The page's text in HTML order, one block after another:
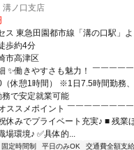
ノ口支店
ス 東急田園都市線「溝の口駅」
歩約4分
市高津区
✨働きやすさも魅力！ ￣￣￣￣
休憩1時間） ※1日7.5時間勤務
務で安定就業可能
ススメポイント ￣￣￣￣￣￣￣
休みでプライベート充実♪ ■ 残業
場環境♪ ✅具体的...
固定時間制 平日のみOK 交通費全額支給